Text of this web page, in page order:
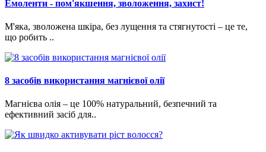
Емоленти - пом'якшення, зволоження, захист!
М'яка, зволожена шкіра, без лущення та стягнутості – це те,
що робить ..
8 засобів використання магнієвої олії
Магнієва олія – це 100% натуральний, безпечний та
ефективний засіб для..